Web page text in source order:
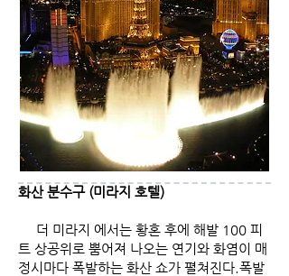
화산 분수구 (미라지 호텔)
더 미라지 에서는 황혼 후에 해발 100 피
트 상공위로 뿜어져 나오는 연기와 화염이 매
정시마다 폭발하는 화산 쇼가 펼쳐진다.폭발